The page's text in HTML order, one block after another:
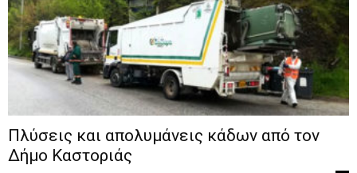
Πλύσεις και απολυμάνεις κάδων από τον
Δήμο Καστοριάς